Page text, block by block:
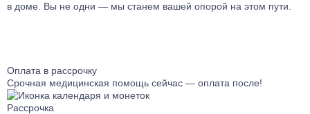
Лечение наркомании гипнозом
Телефон доверия
Лечениедетских неврозов
Лечение аутизма
Лечение анорексии
в доме. Вы не одни — мы станем вашей опорой на этом пути.
Оплата в рассрочку
Срочная медицинская помощь сейчас — оплата после!
Рассрочка